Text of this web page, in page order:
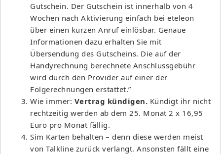
Gutschein. Der Gutschein ist innerhalb von 4
Wochen nach Aktivierung einfach bei eteleon
über einen kurzen Anruf einlösbar. Genaue
Informationen dazu erhalten Sie mit
Übersendung des Gutscheins. Die auf der
Handyrechnung berechnete Anschlussgebühr
wird durch den Provider auf einer der
Folgerechnungen erstattet.”
Wie immer: Vertrag kündigen. Kündigt ihr nicht
rechtzeitig werden ab dem 25. Monat 2 x 16,95
Euro pro Monat fällig.
Sim Karten behalten – denn diese werden meist
von Talkline zurück verlangt. Ansonsten fällt eine